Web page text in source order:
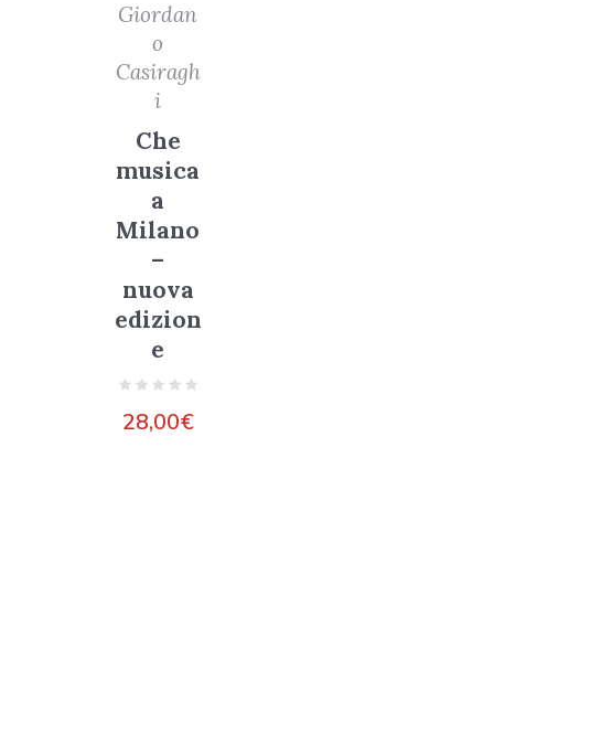
Giordan
o
Casiragh
i
Che
musica
a
Milano
–
nuova
edizion
e
28,00€